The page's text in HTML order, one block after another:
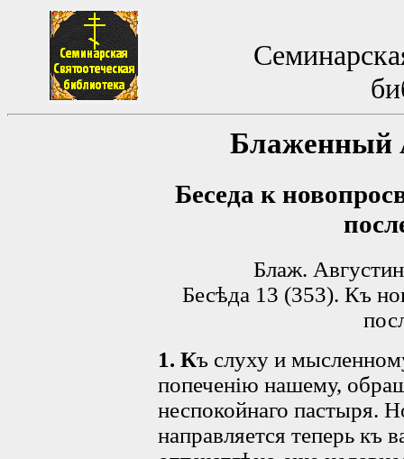
Блажeнный
Беседа к
Блаж.
Бесѣда 13 (353). Къ
1. Къ слуху и
попеченію нашему,
неспокойнаго пастыря.
направляется теперь къ